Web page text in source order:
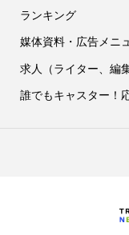
ランキング
媒体資料・広告メニ
求人（ライター、編
誰でもキャスター！